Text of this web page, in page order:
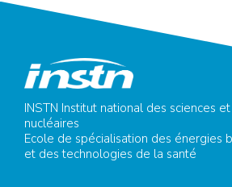
INSTN Institut national des sciences
nucléaires
Ecole de spécialisation des énergies
et des technologies de la santé